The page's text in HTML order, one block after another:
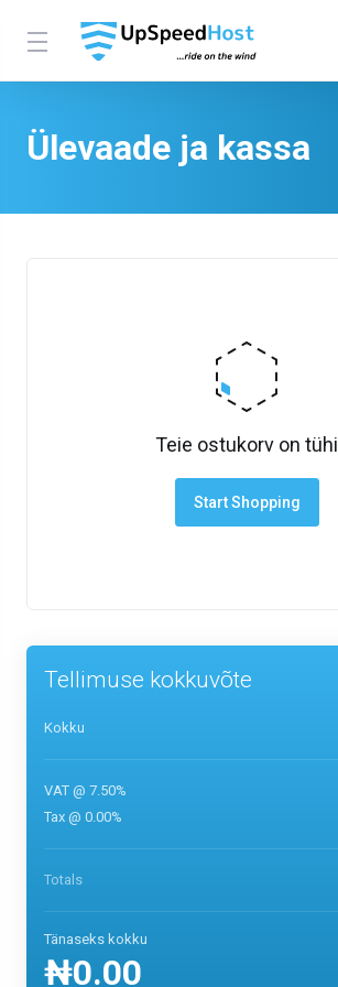
Ülevaade ja kassa
Teie ostukorv on tühi
Start Shopping
Tellimuse kokkuvõte
Kokku
VAT @ 7.50%
Tax @ 0.00%
Totals
Tänaseks kokku
₦0.00